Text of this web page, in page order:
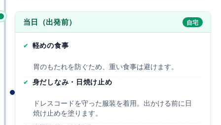
当日（出発前） 自宅
軽めの食事
胃のもたれを防ぐため、重い食事は避けます。
身だしなみ・日焼け止め
ドレスコードを守った服装を着用。出かける前に日
焼け止めを塗ります。